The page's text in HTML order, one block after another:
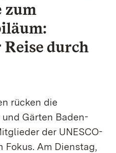
zum
durch
rücken die
Gärten Baden-
der UNESCO-
Am Dienstag,